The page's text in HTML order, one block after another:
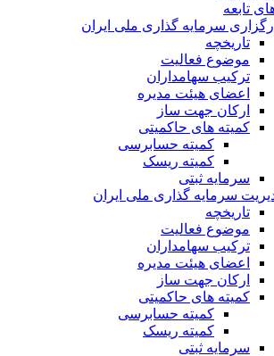
تابعه
سرمایه گذاری ملی ایران
تاریخچه
موضوع فعالیت
ترکیب سهامداران
اعضای هیئت مدیره
ارکان جهت ساز
کمیته های حاکمیتی
کمیته حسابرسی
کمیته ریسک
سرمایه ثبتی
سرمایه گذاری ملی ایران
تاریخچه
موضوع فعالیت
ترکیب سهامداران
اعضای هیئت مدیره
ارکان جهت ساز
کمیته های حاکمیتی
کمیته حسابرسی
کمیته ریسک
سرمایه ثبتی